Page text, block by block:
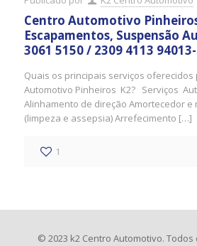
Centro Automotivo
Escapamentos, Suspensão
3061 5150 / 2309 4113
Quais os principais serviços oferecidos
Automotivo Pinheiros K2? Serviços
Alinhamento de direção Amortecedor e
(limpeza e assepsia) Arrefecimento […]
1
© 2023 k2 Centro Automotivo.